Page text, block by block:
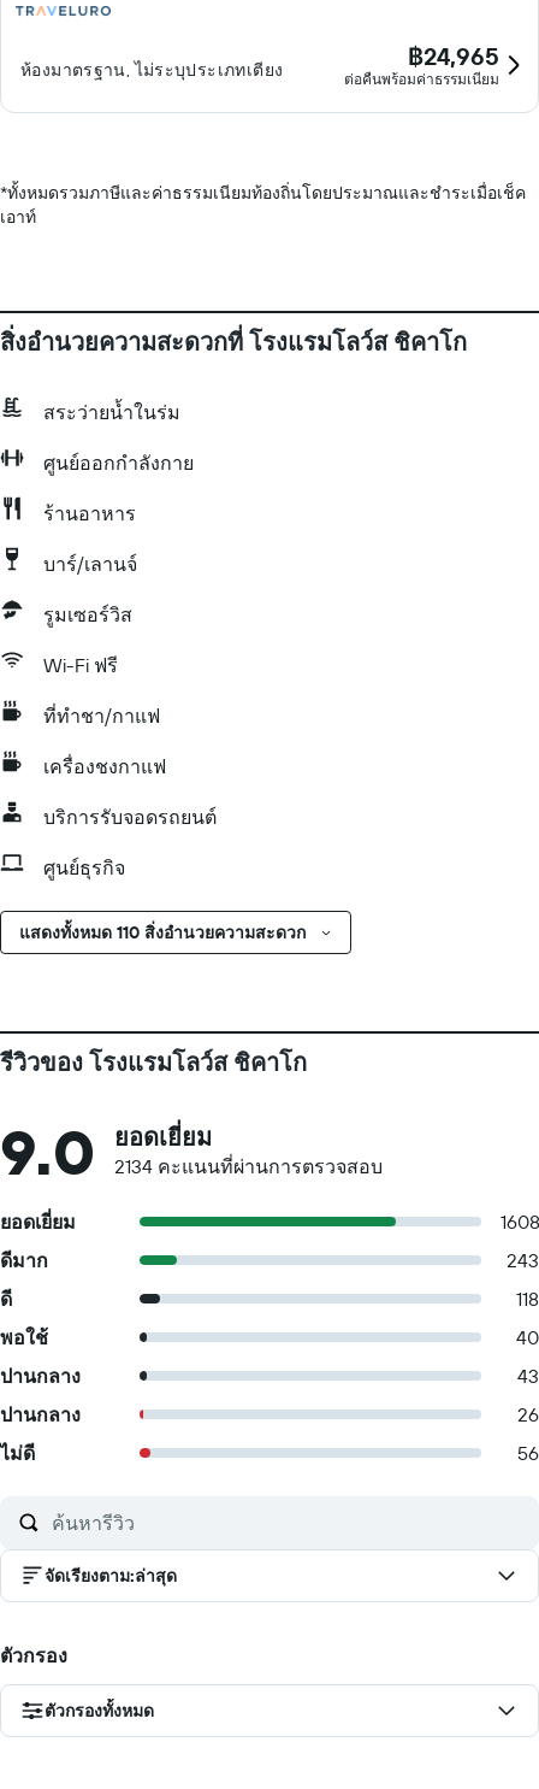
ห้องมาตรฐาน, ไม่ระบุประเภทเตียง ฿24,965
ต่อคืนพร้อมค่าธรรมเนียม
*ทั้งหมดรวมภาษีและค่าธรรมเนียมท้องถิ่นโดยประมาณและชำระเมื่อเช็ค
เอาท์
สิ่งอำนวยความสะดวกที่ โรงแรมโลว์ส ชิคาโก
สระว่ายน้ำในร่ม
ศูนย์ออกกำลังกาย
ร้านอาหาร
บาร์/เลานจ์
รูมเซอร์วิส
Wi-Fi ฟรี
ที่ทำชา/กาแฟ
เครื่องชงกาแฟ
บริการรับจอดรถยนต์
ศูนย์ธุรกิจ
แสดงทั้งหมด 110 สิ่งอำนวยความสะดวก
รีวิวของ โรงแรมโลว์ส ชิคาโก
9.0 ยอดเยี่ยม
2134 คะแนนที่ผ่านการตรวจสอบ
ยอดเยี่ยม
1608
ดีมาก
243
ดี
118
พอใช้
40
ปานกลาง
43
ปานกลาง
26
ไม่ดี
56
จัดเรียงตาม:ล่าสุด
ตัวกรอง
ตัวกรองทั้งหมด